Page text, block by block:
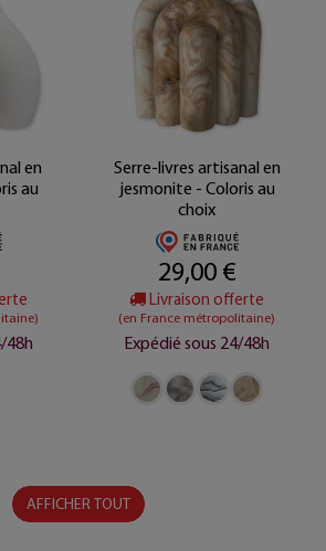
en
au
48h
Serre-livres artisanal en
jesmonite - Coloris au
choix
29,00 €
Livraison offerte
(en France métropolitaine)
Expédié sous 24/48h
AFFICHER TOUT